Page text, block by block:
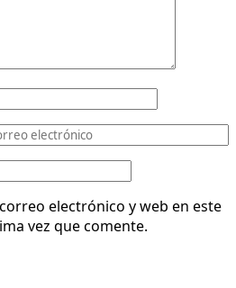
electrónico y web en este
vez que comente.